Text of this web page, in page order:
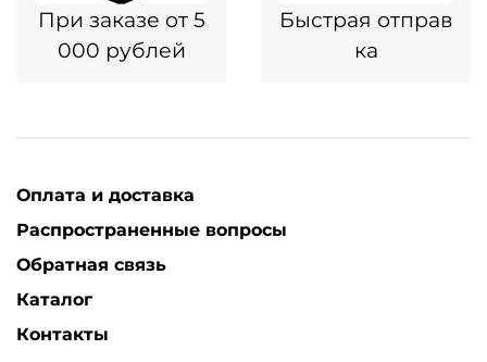
При заказе от 5
000 рублей
Быстрая отправ
ка
Оплата и доставка
Распространенные вопросы
Обратная связь
Каталог
Контакты